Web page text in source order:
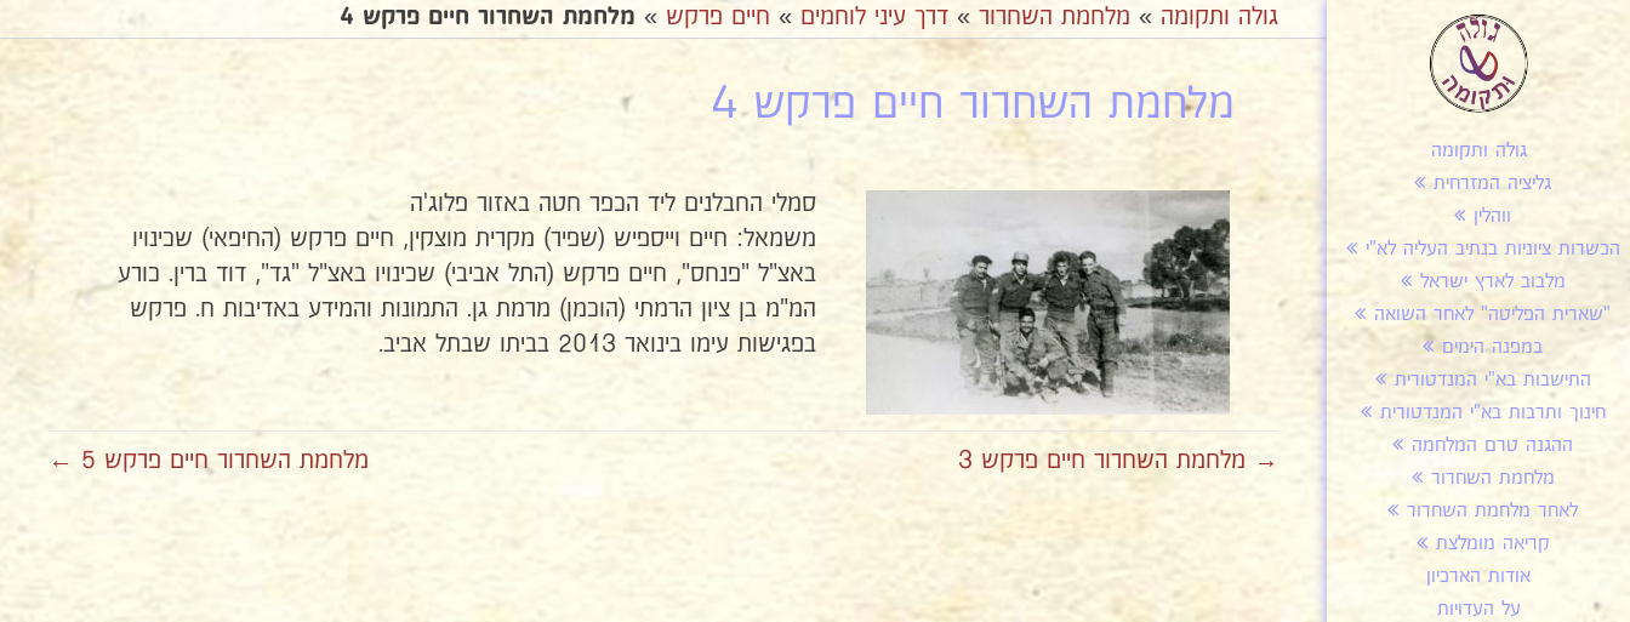
גולה ותקומה
גליציה המזרחית
ווהלין
הכשרות ציוניות בנתיב העליה לא"י
מלבוב לארץ ישראל
"שארית הפליטה" לאחר השואה
במפנה הימים
התישבות בא"י המנדטורית
חינוך ותרבות בא"י המנדטורית
ההגנה טרם המלחמה
מלחמת השחרור
לאחר מלחמת השחרור
קריאה מומלצת
אודות הארכיון
על העדויות
גולה ותקומה » מלחמת השחרור » דרך עיני לוחמים » חיים פרקש » מלחמת השחרור חיים פרקש 4
מלחמת השחרור חיים פרקש 4
סמלי החבלנים ליד הכפר חטה באזור פלוג'ה
משמאל: חיים וייספיש (שפיר) מקרית מוצקין, חיים פרקש (החיפאי) שכינויו
באצ"ל "פנחס", חיים פרקש (התל אביבי) שכינויו באצ"ל "גד", דוד ברין. כורע
המ"מ בן ציון הרמתי (הוכמן) מרמת גן. התמונות והמידע באדיבות ח. פרקש
בפגישות עימו בינואר 2013 בביתו שבתל אביב.
→ מלחמת השחרור חיים פרקש 3 מלחמת השחרור חיים פרקש 5 ←